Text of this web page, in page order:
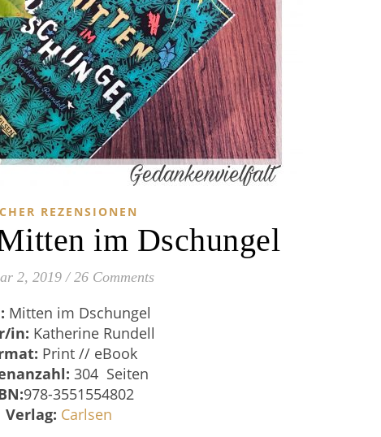
REZENSIONEN
im Dschungel
2, 2019 / 26 Comments
Mitten im Dschungel
in: Katherine Rundell
Print // eBook
304 Seiten
978-3551554802
Verlag: Carlsen